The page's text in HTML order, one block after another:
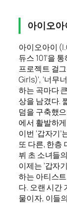
아이오
아이오아이
듀스 101’을
프로젝트 걸
Girls)’, ‘너무
하는 곡마다
상을 남겼다.
덤을 구축했
에서 활발하
이번 ‘갑자기
또 다른, 한층
뷔 초 소녀들
이제는 ‘갑자
하는 아티스
다. 오랜 시간
물이자, 이들